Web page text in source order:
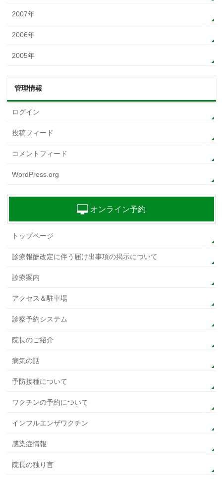
2007年
2006年
2005年
管理情報
ログイン
投稿フィード
コメントフィード
WordPress.org
オンライン予約
トップページ
診療報酬改定に伴う届け出事項の掲示について
診療案内
アクセス＆駐車場
診察予約システム
院長のご紹介
病気の話
予防接種について
ワクチンの予約について
インフルエンザワクチン
感染症情報
院長の独り言